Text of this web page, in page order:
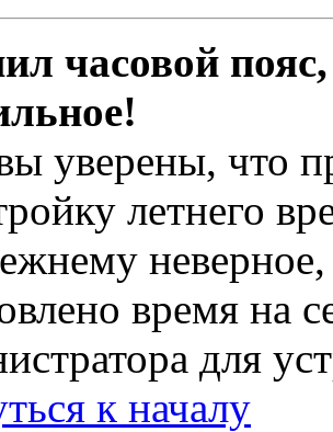
часовой
уверены, что
летнего
неверное,
время на
для
к началу